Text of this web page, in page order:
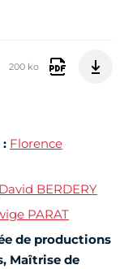
200 ko
: Florence
David BERDERY
PARAT
de productions
Maîtrise de